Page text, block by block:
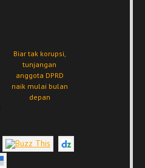
Biar tak korupsi,
tunjangan
anggota DPRD
naik mulai bulan
depan